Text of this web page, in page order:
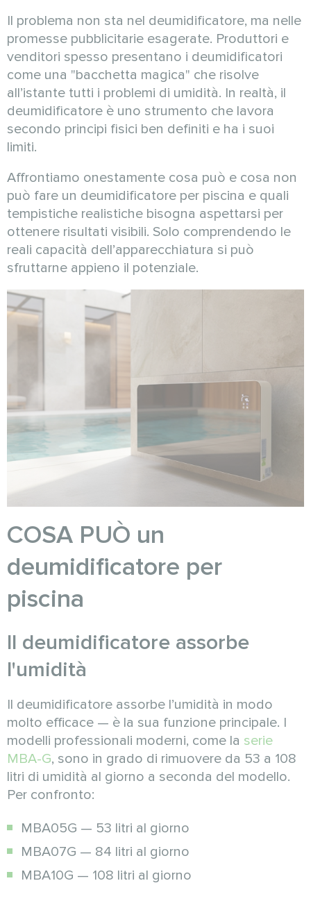
Il problema non sta nel deumidificatore, ma nelle
promesse pubblicitarie esagerate. Produttori e
venditori spesso presentano i deumidificatori
come una "bacchetta magica" che risolve
all’istante tutti i problemi di umidità. In realtà, il
deumidificatore è uno strumento che lavora
secondo principi fisici ben definiti e ha i suoi
limiti.
Affrontiamo onestamente cosa può e cosa non
può fare un deumidificatore per piscina e quali
tempistiche realistiche bisogna aspettarsi per
ottenere risultati visibili. Solo comprendendo le
reali capacità dell’apparecchiatura si può
sfruttarne appieno il potenziale.
COSA PUÒ un
deumidificatore per
piscina
Il deumidificatore assorbe
l'umidità
Il deumidificatore assorbe l’umidità in modo
molto efficace — è la sua funzione principale. I
modelli professionali moderni, come la serie
MBA-G, sono in grado di rimuovere da 53 a 108
litri di umidità al giorno a seconda del modello.
Per confronto:
MBA05G — 53 litri al giorno
MBA07G — 84 litri al giorno
MBA10G — 108 litri al giorno